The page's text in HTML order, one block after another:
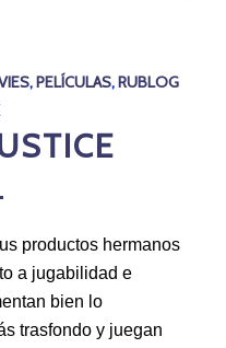
,PELÍCULAS,RUBLOG
productos hermanos
a jugabilidad e
bien lo
trasfondo y juegan